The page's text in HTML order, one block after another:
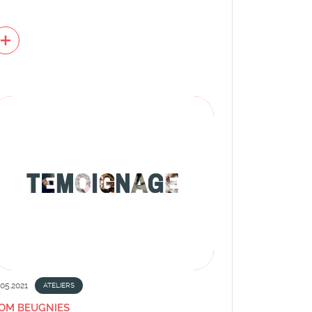
ATELIERS
BEUGNIES